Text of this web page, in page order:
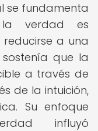
se fundamenta
verdad es
a una
sostenía que la
a través de
de la intuición,
Su enfoque
influyó